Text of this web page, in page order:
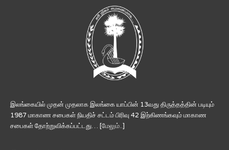
இலங்கையில் முதன் முதலாக இலங்கை யாப்பின் 13வது திருத்தத்தின் படியும்
1987 மாகாண சபைகள் நியதிச் சட்டம் பிரிவு 42 இற்கிணங்கவும் மாகாண
சபைகள் தோற்றுவிக்கப்பட்டது… [மேலும்..]